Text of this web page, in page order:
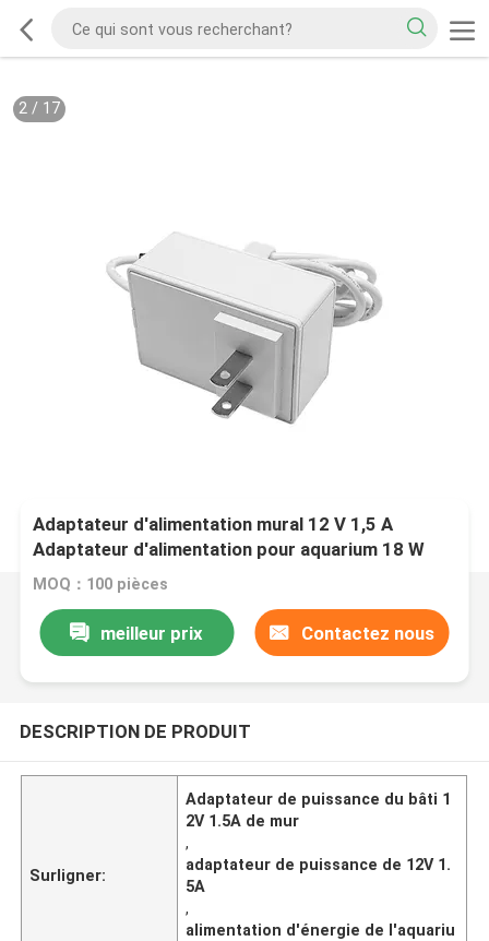
2/ 17
Adaptateur d'alimentation mural 12 V 1,5 A
Adaptateur d'alimentation pour aquarium 18 W
MOQ：100 pièces
meilleur prix Contactez nous
DESCRIPTION DE PRODUIT
Surligner:
Adaptateur de puissance du bâti 1
2V 1.5A de mur
,
adaptateur de puissance de 12V 1.
5A
,
alimentation d'énergie de l'aquariu